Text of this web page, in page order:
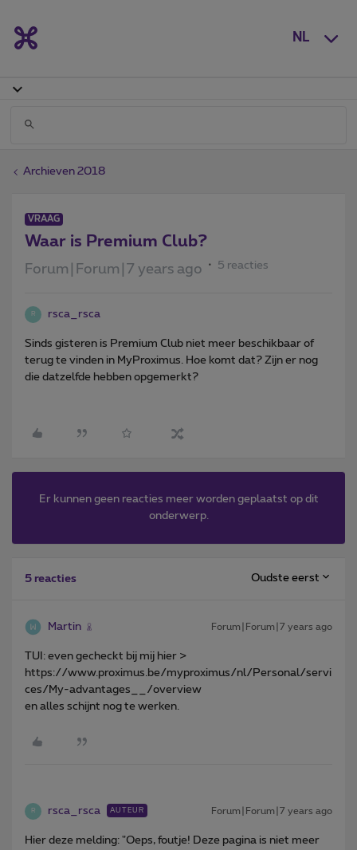
NL
Archieven 2018
VRAAG
Waar is Premium Club?
Forum|Forum|7 years ago 5 reacties
R rsca_rsca
Sinds gisteren is Premium Club niet meer beschikbaar of
terug te vinden in MyProximus. Hoe komt dat? Zijn er nog
die datzelfde hebben opgemerkt?
Er kunnen geen reacties meer worden geplaatst op dit
onderwerp.
5 reacties Oudste eerst
Martin Forum|Forum|7 years ago
TUI: even gecheckt bij mij hier >
https://www.proximus.be/myproximus/nl/Personal/servi
ces/My-advantages__/overview
en alles schijnt nog te werken.
R rsca_rsca AUTEUR Forum|Forum|7 years ago
Hier deze melding: "Oeps, foutje! Deze pagina is niet meer